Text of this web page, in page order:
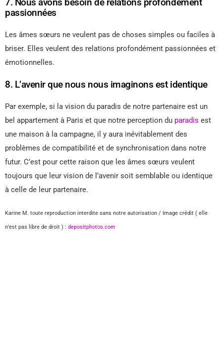
passionnées
Les âmes sœurs ne veulent pas de choses simples ou faciles à
briser. Elles veulent des relations profondément passionnées et
émotionnelles.
8. L’avenir que nous nous imaginons est identique
Par exemple, si la vision du paradis de notre partenaire est un
bel appartement à Paris et que notre perception du paradis est
une maison à la campagne, il y aura inévitablement des
problèmes de compatibilité et de synchronisation dans notre
futur. C’est pour cette raison que les âmes sœurs veulent
toujours que leur vision de l’avenir soit semblable ou identique
à celle de leur partenaire.
Karine M. toute reproduction interdite sans notre autorisation / Image crédit ( elle
n’est pas libre de droit ) : depositphotos.com